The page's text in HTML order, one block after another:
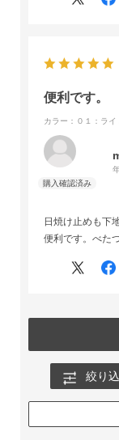
便利です。
カラー：０１：ライ
日焼け止めも下
便利です。べた
絞り